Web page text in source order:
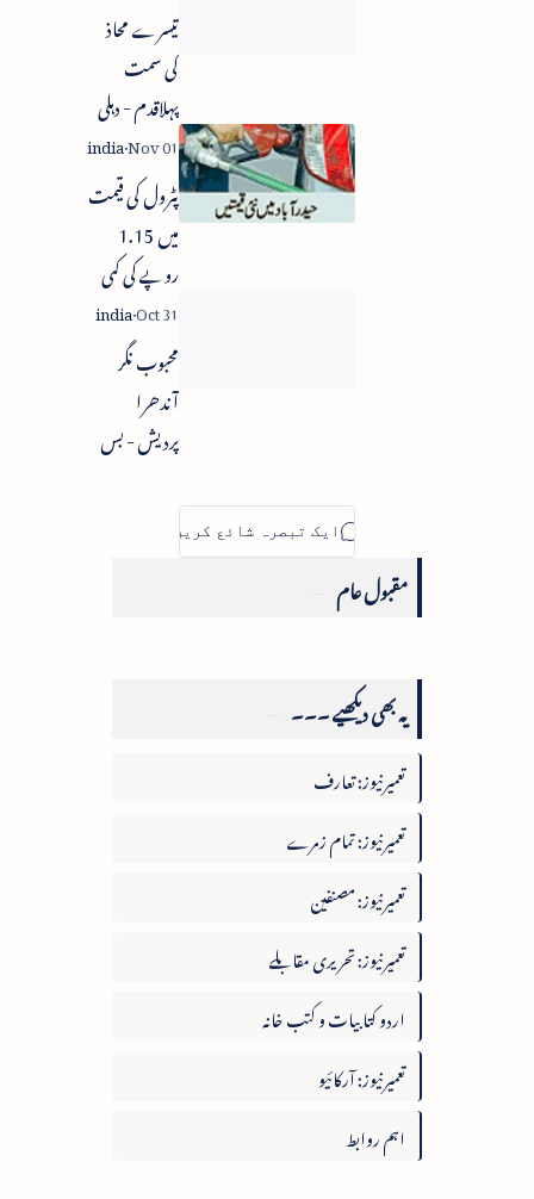
تیسرے محاذ
کی سمت
پہلاقدم - دہلی
میں 14
جماعتی
کنونشن
پٹرول کی قیمت
میں 1.15
روپے کی کمی
محبوب نگر
آندھرا
پردیش - بس
مقبول عام
یہ بھی دیکھیے ۔۔۔
تعمیرنیوز: تعارف
تعمیرنیوز: تمام زمرے
تعمیرنیوز: مصنفین
تعمیرنیوز: تحریری مقابلے
اردو کتابیات و کتب خانہ
تعمیرنیوز: آرکائیو
اہم روابط